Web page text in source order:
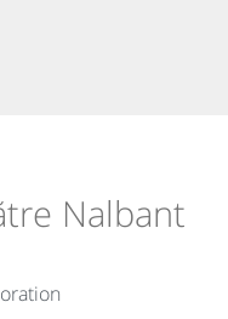
Nalbant